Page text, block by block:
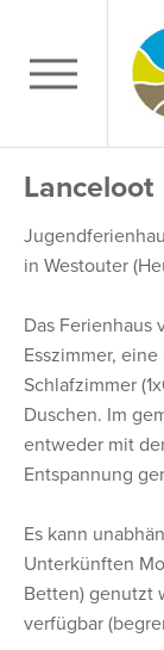
Lanceloot
in Westouter
Das Ferienhaus
Esszimmer,
Schlafzimmer
Duschen. Im
entweder mit
Entspannung
Es kann
Unterkünften
Betten) genutzt
verfügbar